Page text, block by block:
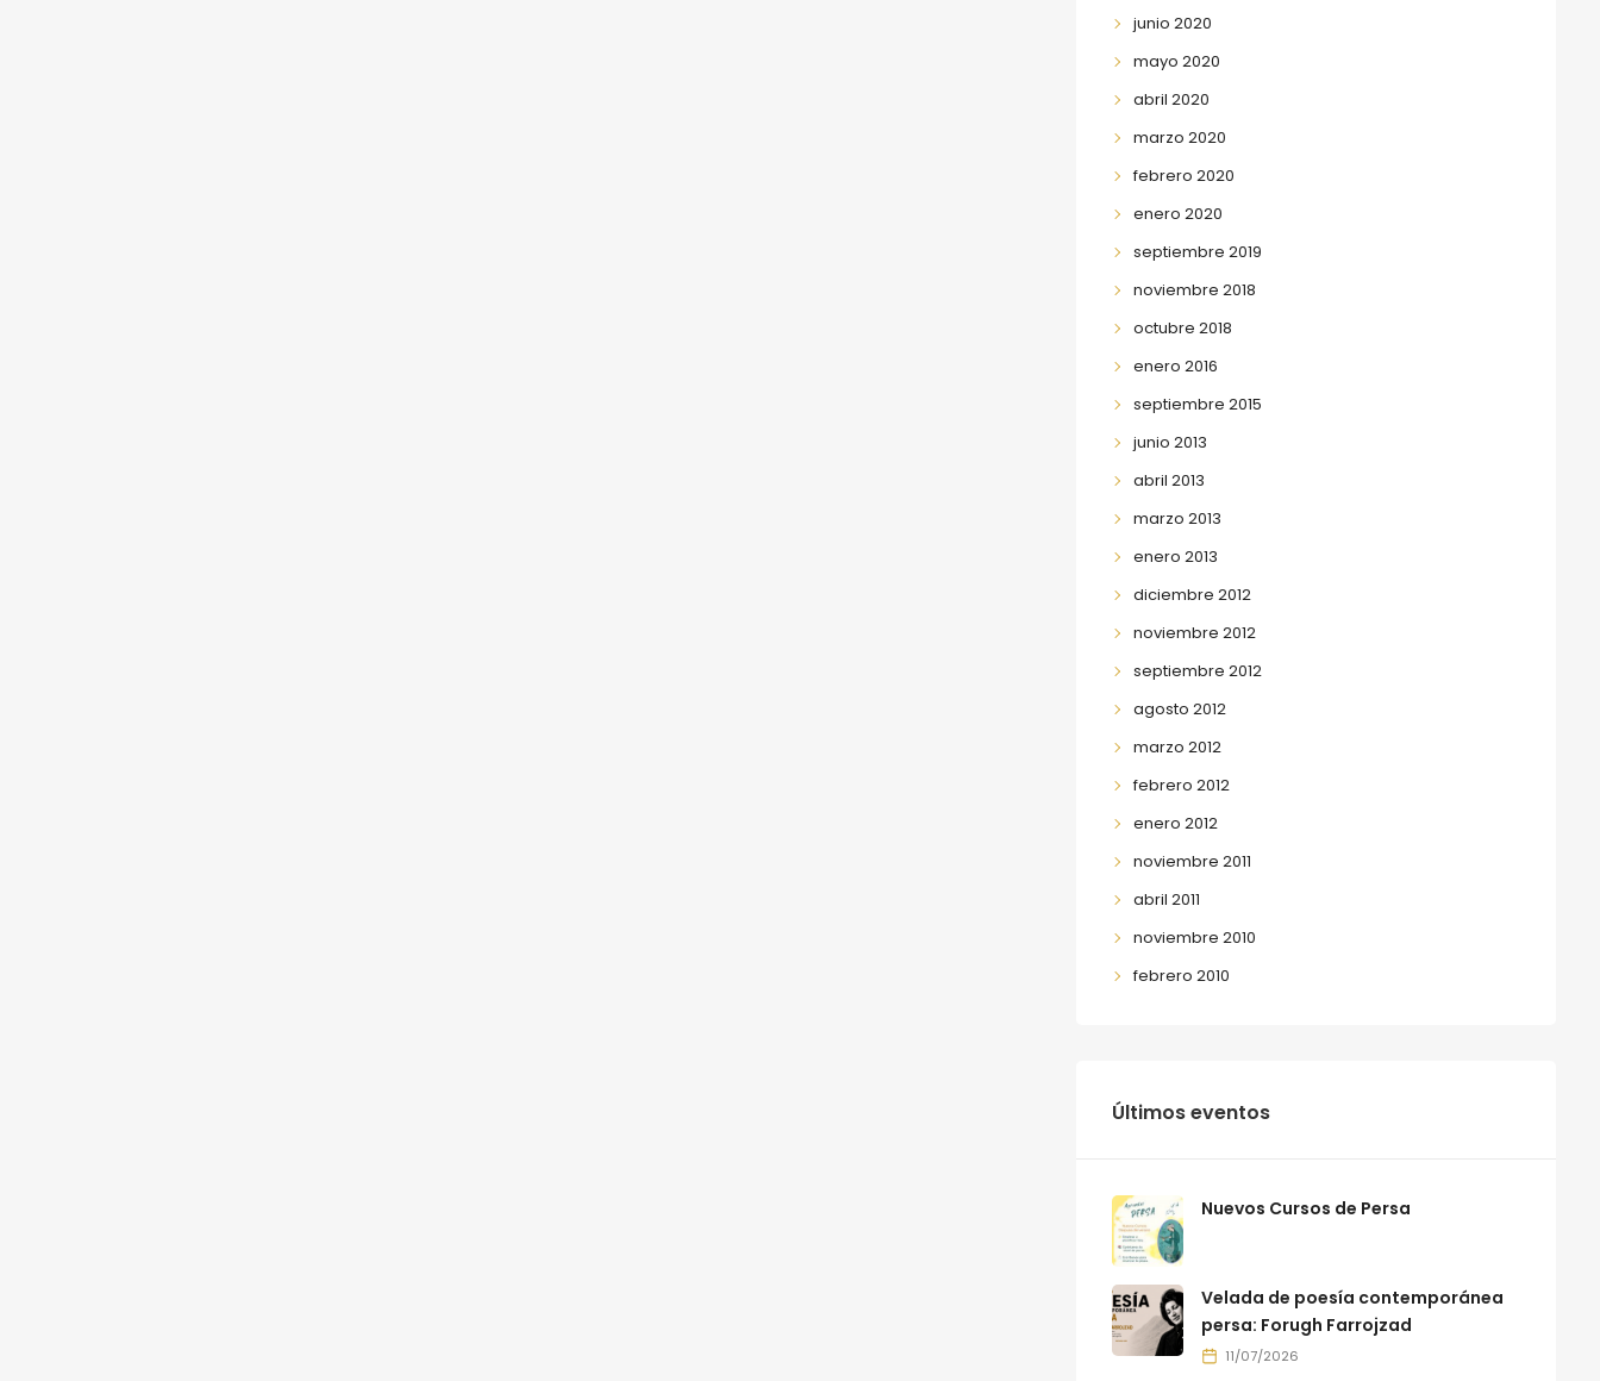
junio 2020
mayo 2020
abril 2020
marzo 2020
febrero 2020
enero 2020
septiembre 2019
noviembre 2018
octubre 2018
enero 2016
septiembre 2015
junio 2013
abril 2013
marzo 2013
enero 2013
diciembre 2012
noviembre 2012
septiembre 2012
agosto 2012
marzo 2012
febrero 2012
enero 2012
noviembre 2011
abril 2011
noviembre 2010
febrero 2010
Últimos eventos
Nuevos Cursos de Persa
Velada de poesía contemporánea
persa: Forugh Farrojzad
11/07/2026